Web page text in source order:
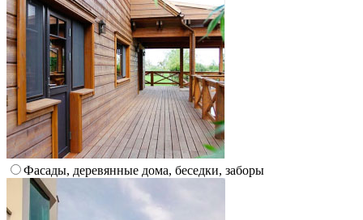
Фасады, деревянные дома, беседки, заборы